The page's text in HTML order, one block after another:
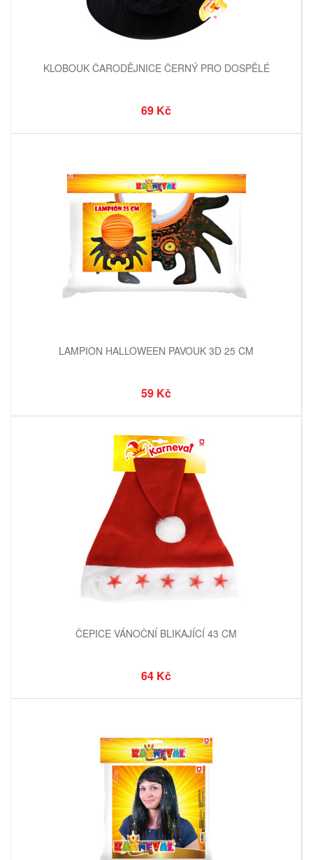
KLOBOUK ČARODĚJNICE ČERNÝ PRO DOSPĚLÉ
69 Kč
LAMPION HALLOWEEN PAVOUK 3D 25 CM
59 Kč
ČEPICE VÁNOČNÍ BLIKAJÍCÍ 43 CM
64 Kč